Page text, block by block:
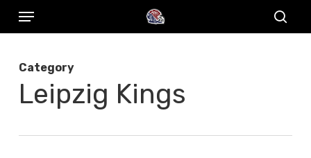
Skip
content
Menu
Category
Leipzig Kings